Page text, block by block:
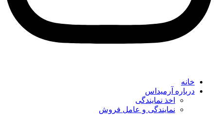
خانه
درباره آرمیداس
اخذ نمایندگی
نمایندگی و عامل فروش